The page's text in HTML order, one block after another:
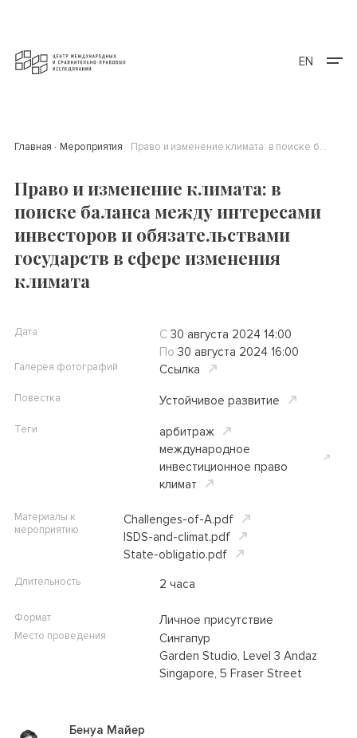
EN
Главная Мероприятия Право и изменение климата: в поиске баланса между интересами инвесторов и обязательствами государств в сфере изменения климата
Право и изменение климата: в
поиске баланса между интересами
инвесторов и обязательствами
государств в сфере изменения
климата
Бенуа Майер
Дата С 30 августа 2024 14:00
По 30 августа 2024 16:00
Галерея фотографий Ссылка
Повестка Устойчивое развитие
Теги
арбитраж
международное
инвестиционное право
климат
Материалы к
мероприятию
Challenges-of-A.pdf
ISDS-and-climat.pdf
State-obligatio.pdf
Длительность 2 часа
Формат Личное присутствие
Место проведения
Сингапур
Garden Studio, Level 3 Andaz
Singapore, 5 Fraser Street